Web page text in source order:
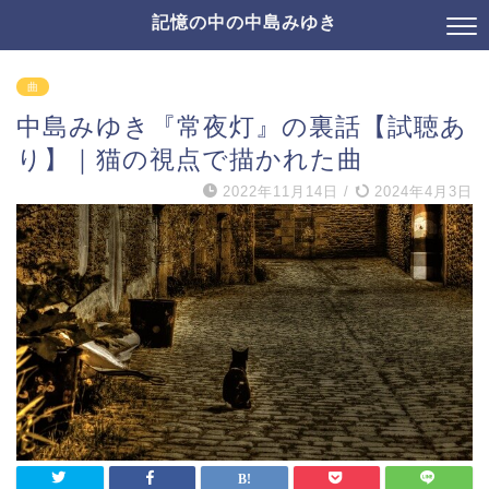
記憶の中の中島みゆき
曲
中島みゆき『常夜灯』の裏話【試聴あ
り】｜猫の視点で描かれた曲
2022年11月14日 / 2024年4月3日